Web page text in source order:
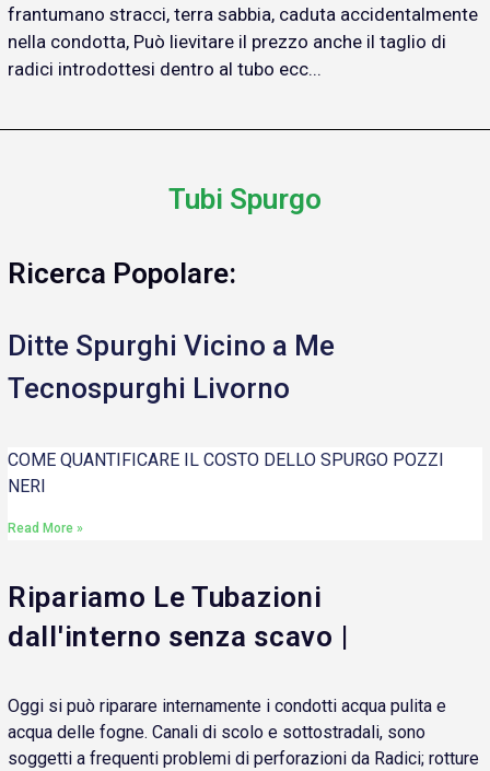
frantumano stracci, terra sabbia, caduta accidentalmente
nella condotta, Può lievitare il prezzo anche il taglio di
radici introdottesi dentro al tubo ecc...
Tubi Spurgo
Ricerca Popolare:
Ditte Spurghi Vicino a Me
Tecnospurghi Livorno
COME QUANTIFICARE IL COSTO DELLO SPURGO POZZI
NERI
Read More »
Ripariamo Le Tubazioni
dall'interno senza scavo |
Oggi si può riparare internamente i condotti acqua pulita e
acqua delle fogne. Canali di scolo e sottostradali, sono
soggetti a frequenti problemi di perforazioni da Radici; rotture